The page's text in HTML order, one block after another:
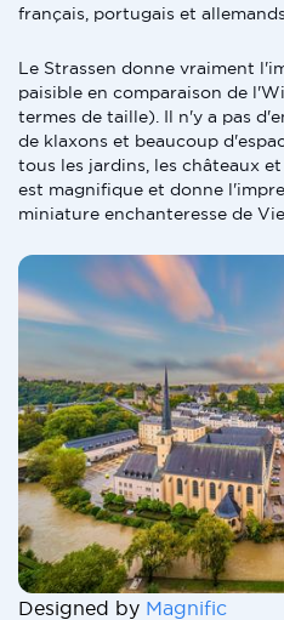
français, portugais et allemands.
Le Strassen donne vraiment
paisible en comparaison de
termes de taille). Il n'y a pas
de klaxons et beaucoup
tous les jardins, les châteaux
est magnifique et donne
miniature enchanteresse de
Designed by Magnific